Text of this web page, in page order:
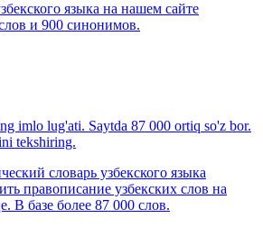
языка на нашем сайте
и 900 синонимов.
imlo lug'ati. Saytda 87 000 ortiq so'z bor.
tekshiring.
словарь узбекского языка
правописание узбекских слов на
В базе более 87 000 слов.